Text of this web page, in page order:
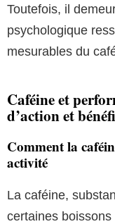
Toutefois, il
psychologique
mesurables du
Caféine et
d’action et
Comment la
activité
La caféine,
certaines